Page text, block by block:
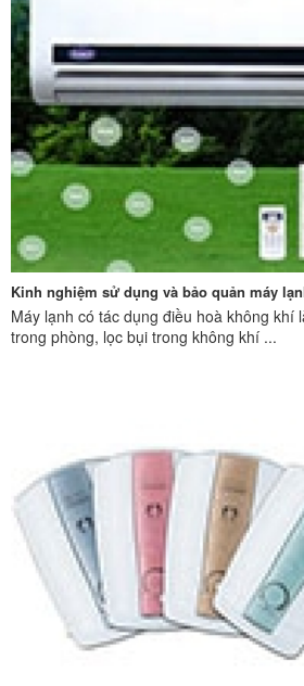
Kinh nghiệm sử dụng và bảo quản máy
Máy lạnh có tác dụng điều hoà không khí
trong phòng, lọc bụi trong không khí ...